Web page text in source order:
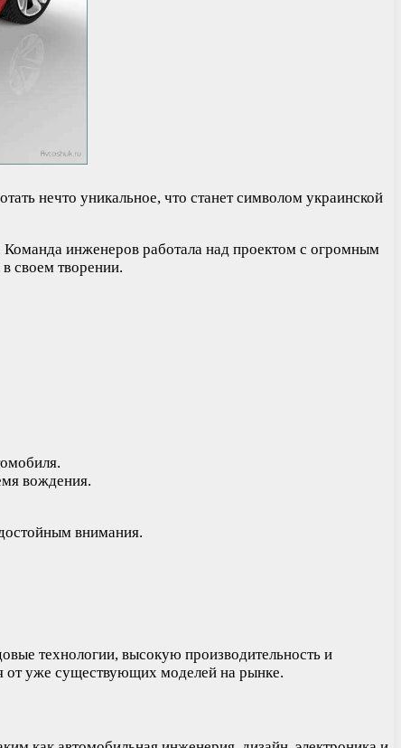
нечто уникальное, что станет символом украинской
Команда инженеров работала над проектом с огромным
своем творении.
вождения.
внимания.
технологии, высокую производительность и
от уже существующих моделей на рынке.